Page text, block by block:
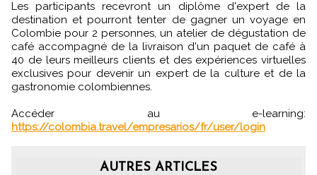
Les participants recevront un diplôme d'expert de la
destination et pourront tenter de gagner un voyage en
Colombie pour 2 personnes, un atelier de dégustation de
café accompagné de la livraison d'un paquet de café à
40 de leurs meilleurs clients et des expériences virtuelles
exclusives pour devenir un expert de la culture et de la
gastronomie colombiennes.
Accéder au e-learning:
https://colombia.travel/empresarios/fr/user/login
AUTRES ARTICLES